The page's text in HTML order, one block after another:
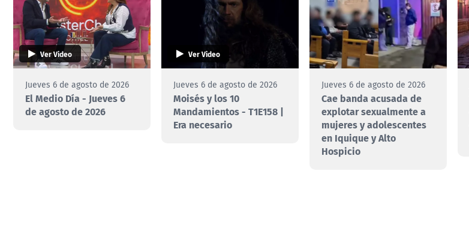
Ver Video
Jueves 6 de agosto de 2026
El Medio Día - Jueves 6
de agosto de 2026
Ver Video
Jueves 6 de agosto de 2026
Moisés y los 10
Mandamientos - T1E158 |
Era necesario
Jueves 6 de agosto de 2026
Cae banda acusada de
explotar sexualmente a
mujeres y adolescentes
en Iquique y Alto
Hospicio